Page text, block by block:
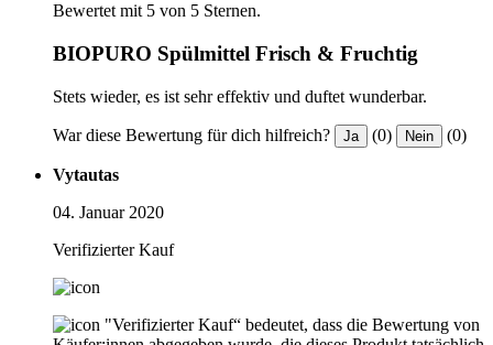
Bewertet mit 5 von 5 Sternen.
BIOPURO Spülmittel Frisch & Fruchtig
Stets wieder, es ist sehr effektiv und duftet wunderbar.
War diese Bewertung für dich hilfreich? Ja (0) Nein (0)
Vytautas
04. Januar 2020
Verifizierter Kauf
"Verifizierter Kauf“ bedeutet, dass die Bewertung von